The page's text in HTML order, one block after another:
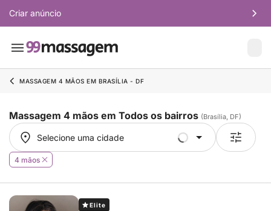
Criar anúncio
MASSAGEM 4 MÃOS EM BRASÍLIA - DF
Massagem 4 mãos em Todos os bairros (Brasília, DF)
Selecione uma cidade
Selecione uma cidade
4 mãos
Elite